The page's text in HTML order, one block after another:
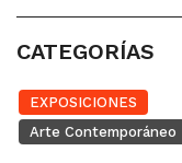
CATEGORÍAS
EXPOSICIONES
Arte Contemporáneo